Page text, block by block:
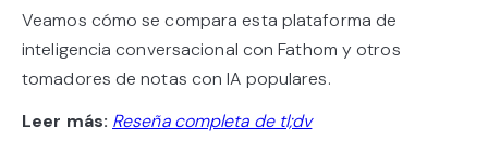
Veamos cómo se compara esta plataforma de
inteligencia conversacional con Fathom y otros
tomadores de notas con IA populares.
Leer más: Reseña completa de tl;dv